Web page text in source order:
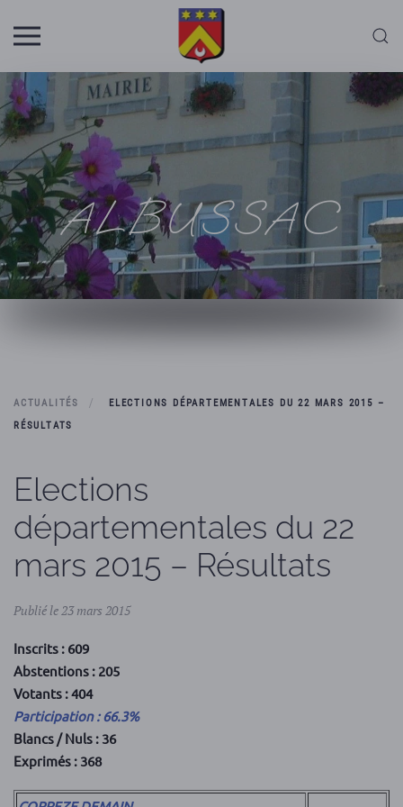
Skip to main content
ALBUSSAC
ACTUALITÉS
ELECTIONS DÉPARTEMENTALES DU 22 MARS 2015 –
RÉSULTATS
Elections
départementales du 22
mars 2015 – Résultats
Publié le 23 mars 2015
Inscrits : 609
Abstentions : 205
Votants : 404
Participation : 66.3%
Blancs / Nuls : 36
Exprimés : 368